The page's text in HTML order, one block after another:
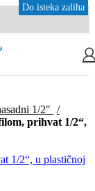
1/2"
prihvat 1/2“,
1/2“, u plastičnoj
Do isteka zaliha
Do isteka zaliha
Do isteka zaliha
Do isteka zaliha
Do isteka zaliha